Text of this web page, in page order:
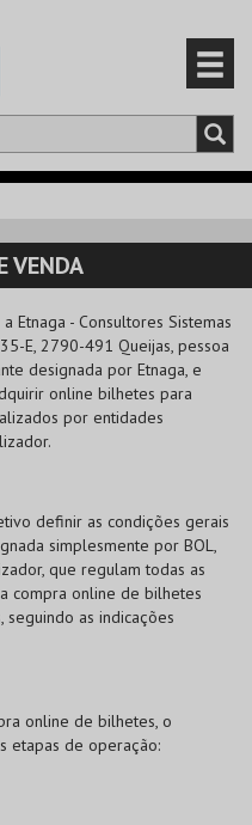
VENDA
Etnaga - Consultores Sistemas
E, 2790-491 Queijas, pessoa
designada por Etnaga, e
online bilhetes para
por entidades
definir as condições gerais
simplesmente por BOL,
que regulam todas as
compra online de bilhetes
as indicações
online de bilhetes, o
etapas de operação: